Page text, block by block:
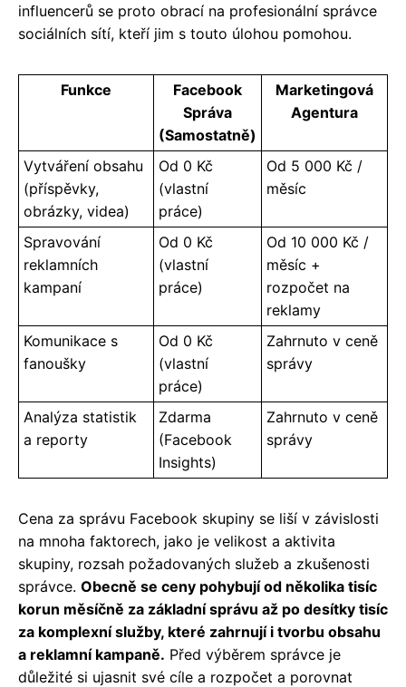
influencerů se proto obrací na profesionální správce
sociálních sítí, kteří jim s touto úlohou pomohou.
Funkce
Facebook
Správa
(Samostatně)
Marketingová
Agentura
Vytváření obsahu
(příspěvky,
obrázky, videa)
Od 0 Kč
(vlastní
práce)
Od 5 000 Kč /
měsíc
Spravování
reklamních
kampaní
Od 0 Kč
(vlastní
práce)
Od 10 000 Kč /
měsíc +
rozpočet na
reklamy
Komunikace s
fanoušky
Od 0 Kč
(vlastní
práce)
Zahrnuto v ceně
správy
Analýza statistik
a reporty
Zdarma
(Facebook
Insights)
Zahrnuto v ceně
správy
Cena za správu Facebook skupiny se liší v závislosti
na mnoha faktorech, jako je velikost a aktivita
skupiny, rozsah požadovaných služeb a zkušenosti
správce. Obecně se ceny pohybují od několika tisíc
korun měsíčně za základní správu až po desítky tisíc
za komplexní služby, které zahrnují i tvorbu obsahu
a reklamní kampaně. Před výběrem správce je
důležité si ujasnit své cíle a rozpočet a porovnat